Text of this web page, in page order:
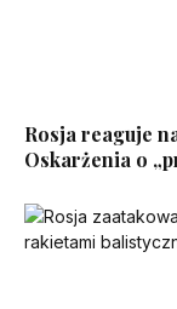
Rosja reaguje
Oskarżenia o